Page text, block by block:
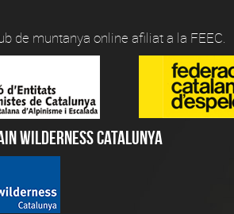
de muntanya online afiliat a la FEEC.
Wilderness Catalunya